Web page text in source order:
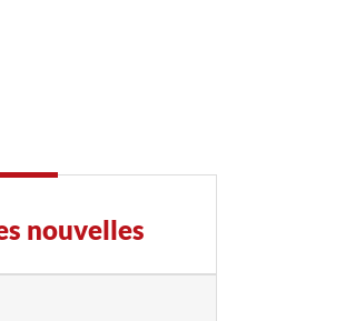
nouvelles